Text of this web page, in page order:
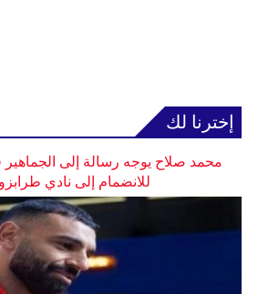
إخترنا لك
محمد صلاح يوجه رسالة إلى الجماهير
للانضمام إلى نادي